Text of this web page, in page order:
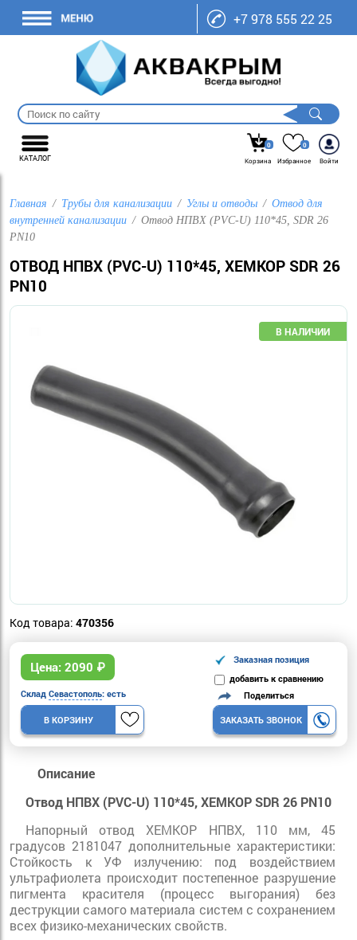
+7 978 555 22 25
КАТАЛОГ
0
Корзина
0
Избранное
Войти
Главная Трубы для канализации Углы и отводы
Отвод для
внутренней канализации
Отвод НПВХ (PVC-U) 110*45, SDR 26
PN10
ОТВОД НПВХ (PVC-U) 110*45, ХЕМКОР SDR 26
PN10
Код товара: 470356
Цена: 2090 ₽
Заказная позиция
добавить к сравнению
Склад Севастополь: есть
В КОРЗИНУ
Поделиться
ЗАКАЗАТЬ ЗВОНОК
Описание
Отвод НПВХ (PVC-U) 110*45, ХЕМКОР SDR 26 PN10
Напорный отвод ХЕМКОР НПВХ, 110 мм, 45
градусов 2181047 дополнительные характеристики:
Стойкость к УФ излучению: под воздействием
ультрафиолета происходит постепенное разрушение
пигмента красителя (процесс выгорания) без
деструкции самого материала систем с сохранением
всех физико-механических свойств.